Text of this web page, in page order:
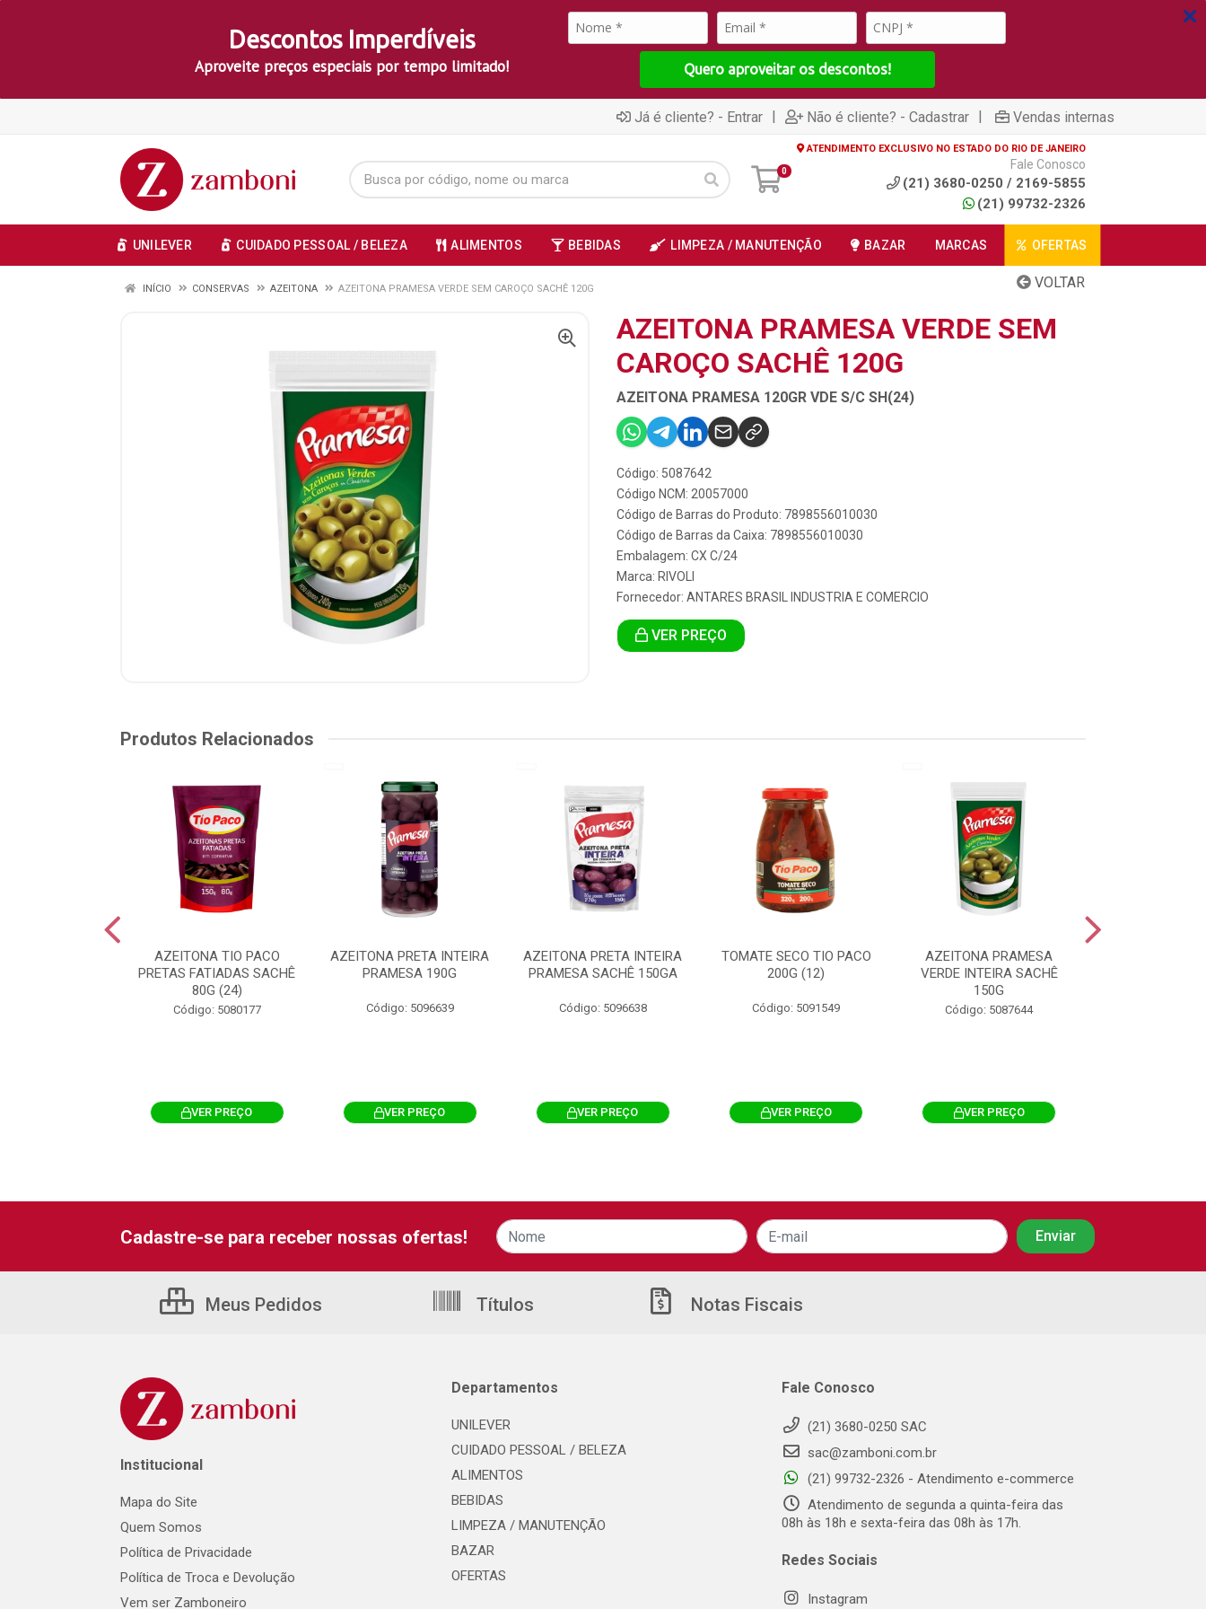
Descontos Imperdíveis
Aproveite preços especiais por tempo limitado! Quero aproveitar os descontos!
Já é cliente? - Entrar | Não é cliente? - Cadastrar | Vendas internas
0
ATENDIMENTO EXCLUSIVO NO ESTADO DO RIO DE JANEIRO
Fale Conosco
(21) 3680-0250 / 2169-5855
(21) 99732-2326
UNILEVER CUIDADO PESSOAL / BELEZA ALIMENTOS BEBIDAS LIMPEZA / MANUTENÇÃO BAZAR MARCAS OFERTAS
VOLTAR
INÍCIO CONSERVAS AZEITONA AZEITONA PRAMESA VERDE SEM CAROÇO SACHÊ 120G
AZEITONA PRAMESA VERDE SEM
CAROÇO SACHÊ 120G
AZEITONA PRAMESA 120GR VDE S/C SH(24)
Código: 5087642
Código NCM: 20057000
Código de Barras do Produto: 7898556010030
Código de Barras da Caixa: 7898556010030
Embalagem: CX C/24
Marca: RIVOLI
Fornecedor: ANTARES BRASIL INDUSTRIA E COMERCIO
VER PREÇO
Produtos Relacionados
AZEITONA TIO PACO
PRETAS FATIADAS SACHÊ
80G (24)
Código: 5080177
VER PREÇO
AZEITONA PRETA INTEIRA
PRAMESA 190G
Código: 5096639
VER PREÇO
AZEITONA PRETA INTEIRA
PRAMESA SACHÊ 150GA
Código: 5096638
VER PREÇO
TOMATE SECO TIO PACO
200G (12)
Código: 5091549
VER PREÇO
AZEITONA PRAMESA
VERDE INTEIRA SACHÊ
150G
Código: 5087644
VER PREÇO
Cadastre-se para receber nossas ofertas!
Meus Pedidos Títulos Notas Fiscais
Institucional
Mapa do Site
Quem Somos
Política de Privacidade
Política de Troca e Devolução
Vem ser Zamboneiro
Departamentos
UNILEVER
CUIDADO PESSOAL / BELEZA
ALIMENTOS
BEBIDAS
LIMPEZA / MANUTENÇÃO
BAZAR
OFERTAS
Fale Conosco
(21) 3680-0250 SAC
sac@zamboni.com.br
(21) 99732-2326 - Atendimento e-commerce
Atendimento de segunda a quinta-feira das
08h às 18h e sexta-feira das 08h às 17h.
Redes Sociais
Instagram